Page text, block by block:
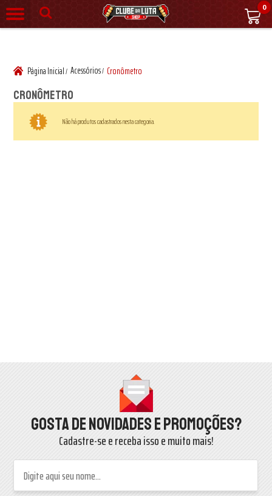
0
Página Inicial/ Acessórios/ Cronômetro
Cronômetro
Não há produtos cadastrados nesta categoria.
Gosta de novidades e promoções?
Cadastre-se e receba isso e muito mais!